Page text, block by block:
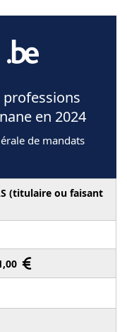
en 2024
de mandats
(titulaire ou faisant